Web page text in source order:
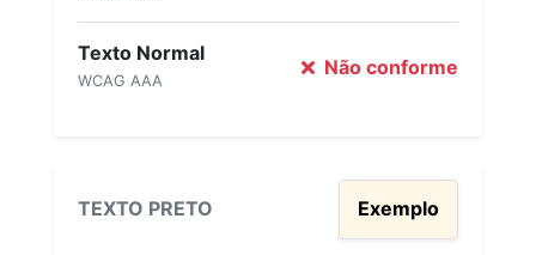
Texto Normal
WCAG AAA
Não conforme
TEXTO PRETO Exemplo